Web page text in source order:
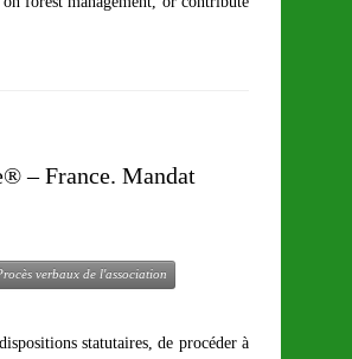
– France. Mandat
verbaux de l'association
statutaires, de procéder à